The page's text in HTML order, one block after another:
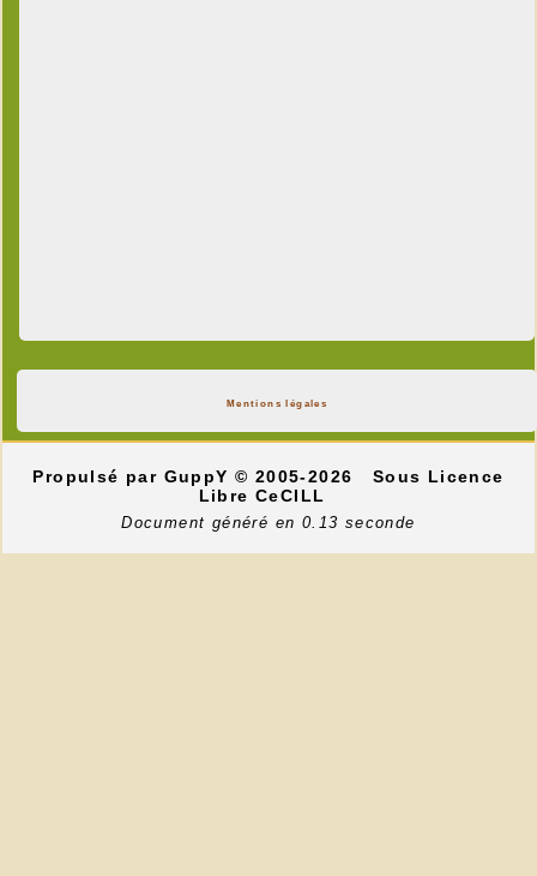
Mentions légales
Propulsé par GuppY© 2005-2026
Sous Licence
Libre CeCILL
Document généré en 0.13 seconde